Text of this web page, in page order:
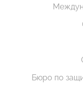
Бюро по